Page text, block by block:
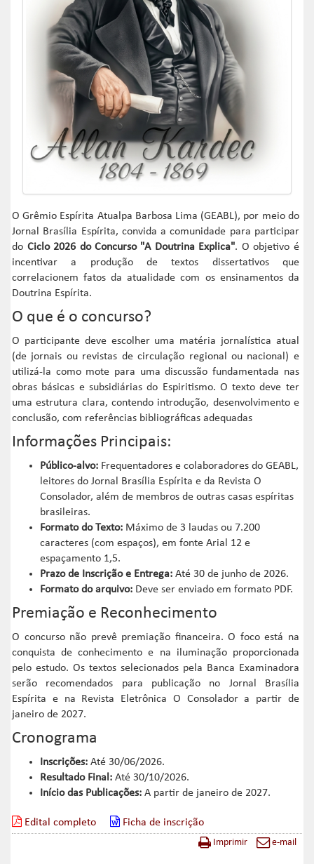
O Grêmio Espírita Atualpa Barbosa Lima (GEABL), por meio do
Jornal Brasília Espírita, convida a comunidade para participar
do Ciclo 2026 do Concurso "A Doutrina Explica". O objetivo é
incentivar a produção de textos dissertativos que
correlacionem fatos da atualidade com os ensinamentos da
Doutrina Espírita.
O que é o concurso?
O participante deve escolher uma matéria jornalística atual
(de jornais ou revistas de circulação regional ou nacional) e
utilizá-la como mote para uma discussão fundamentada nas
obras básicas e subsidiárias do Espiritismo. O texto deve ter
uma estrutura clara, contendo introdução, desenvolvimento e
conclusão, com referências bibliográficas adequadas
Informações Principais:
Público-alvo: Frequentadores e colaboradores do GEABL,
leitores do Jornal Brasília Espírita e da Revista O
Consolador, além de membros de outras casas espíritas
brasileiras.
Formato do Texto: Máximo de 3 laudas ou 7.200
caracteres (com espaços), em fonte Arial 12 e
espaçamento 1,5.
Prazo de Inscrição e Entrega: Até 30 de junho de 2026.
Formato do arquivo: Deve ser enviado em formato PDF.
Premiação e Reconhecimento
O concurso não prevê premiação financeira. O foco está na
conquista de conhecimento e na iluminação proporcionada
pelo estudo. Os textos selecionados pela Banca Examinadora
serão recomendados para publicação no Jornal Brasília
Espírita e na Revista Eletrônica O Consolador a partir de
janeiro de 2027.
Cronograma
Inscrições: Até 30/06/2026.
Resultado Final: Até 30/10/2026.
Início das Publicações: A partir de janeiro de 2027.
Edital completo Ficha de inscrição
Imprimir e-mail